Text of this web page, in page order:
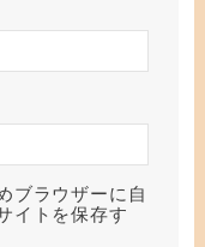
ブラウザーに自
イトを保存す